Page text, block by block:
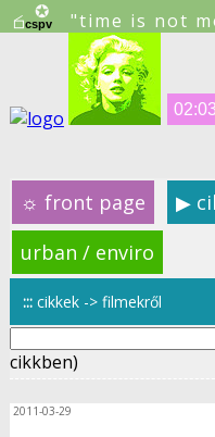
"time is not
02:03
☼ front page ▶
urban / enviro
::: cikkek -> filmekről
cikkben)
2011-03-29